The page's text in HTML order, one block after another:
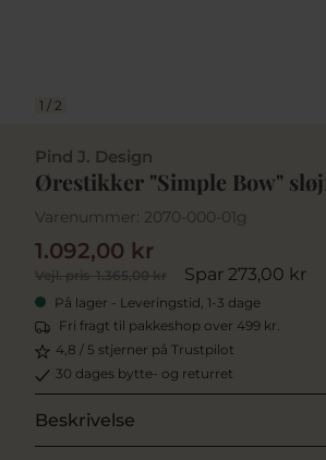
1 / 2
Pind J. Design
Ørestikker "Simple Bow"
Varenummer: 2070-000-01g
Vejl. pris1.365,00 kr Spar 273,00 kr
1.092,00 kr
På lager - Leveringstid, 1-3 dage
Fri fragt til pakkeshop over 499 kr.
4,8 / 5 stjerner på Trustpilot
30 dages bytte- og returret
Beskrivelse